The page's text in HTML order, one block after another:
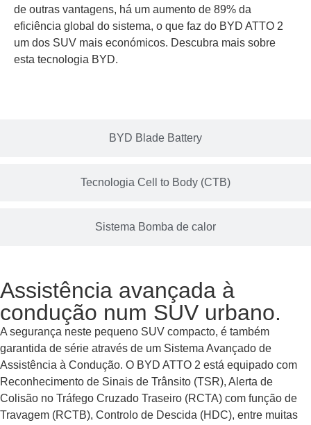
BYD Blade Battery
Tecnologia Cell to Body (CTB)
Sistema Bomba de calor
de outras vantagens, há um aumento de 89% da
eficiência global do sistema, o que faz do BYD ATTO 2
um dos SUV mais económicos. Descubra mais sobre
esta tecnologia BYD.
Assistência avançada à
condução num SUV urbano.
A segurança neste pequeno SUV compacto, é também
garantida de série através de um Sistema Avançado de
Assistência à Condução. O BYD ATTO 2 está equipado com
Reconhecimento de Sinais de Trânsito (TSR), Alerta de
Colisão no Tráfego Cruzado Traseiro (RCTA) com função de
Travagem (RCTB), Controlo de Descida (HDC), entre muitas